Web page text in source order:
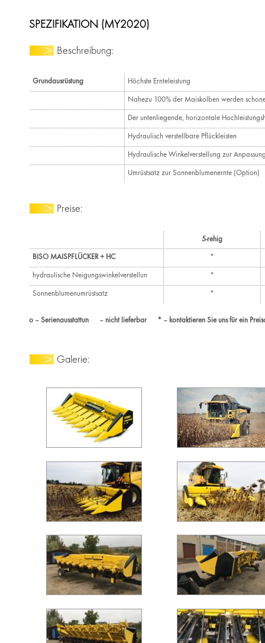
SPEZIFIKATION (MY2020)
Beschreibung:
Grundausrüstung Höchste Ernteleistung
Nahezu 100% der Maiskolben werden
Der untenliegende, horizontale
Hydraulisch verstellbare Pflückleisten
Hydraulische Winkelverstellung zur
Umrüstsatz zur Sonnenblumenernte (Option)
Preise:
5-rehig
BISO MAISPFLÜCKER + HC *
hydraulische Neigungswinkelverstellun *
Sonnenblumenumrüstsatz *
o – Serienausstattun – nicht lieferbar * – kontaktieren Sie uns für ein
Galerie: